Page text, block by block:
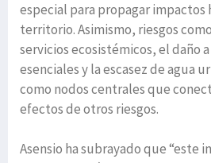
especial para propagar impactos
territorio. Asimismo, riesgos
servicios ecosistémicos, el daño
esenciales y la escasez de agua
como nodos centrales que
efectos de otros riesgos.
Asensio ha subrayado que “este